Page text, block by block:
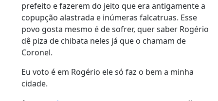
prefeito e fazerem do jeito que era antigamente a
copupção alastrada e inúmeras falcatruas. Esse
povo gosta mesmo é de sofrer, quer saber Rogério
dê piza de chibata neles já que o chamam de
Coronel.
Eu voto é em Rogério ele só faz o bem a minha
cidade.